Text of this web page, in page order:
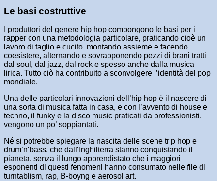
Le basi costruttive
I produttori del genere hip hop compongono le basi per i
rapper con una metodologia particolare, praticando cioè un
lavoro di taglio e cucito, montando assieme e facendo
coesistere, alternando e sovrapponendo pezzi di brani tratti
dal soul, dal jazz, dal rock e spesso anche dalla musica
lirica. Tutto ciò ha contribuito a sconvolgere l’identità del pop
mondiale.
Una delle particolari innovazioni dell’hip hop è il nascere di
una sorta di musica fatta in casa, e con l’avvento di house e
techno, il funky e la disco music praticati da professionisti,
vengono un po’ soppiantati.
Né si potrebbe spiegare la nascita delle scene trip hop e
drum’n’bass, che dall’Inghilterra stanno conquistando il
pianeta, senza il lungo apprendistato che i maggiori
esponenti di questi fenomeni hanno consumato nelle file di
turntablism, rap, B-boyng e aerosol art.